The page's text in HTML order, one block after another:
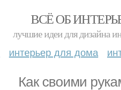
ВСЁ ОБ
лучшие идеи для дизайна
интерьер для дома
Как своими